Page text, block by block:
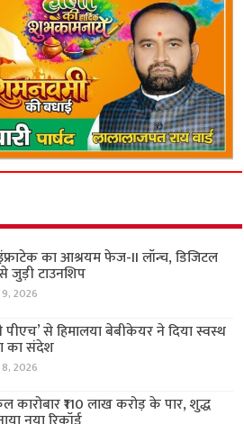
का आश्रयम फेज-II लॉन्च, डिजिटल
टाउनशिप
2026
पीएच’ से हिमालया बेबीकेयर ने दिया स्वस्थ
का संदेश
2026
कारोबार ₹110 लाख करोड़ के पार, शुद्ध